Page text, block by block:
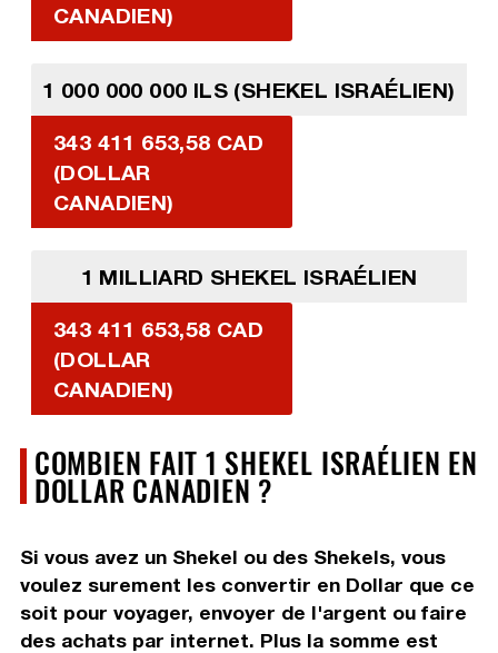
CANADIEN)
1 000 000 000 ILS (SHEKEL ISRAÉLIEN)
343 411 653,58 CAD
(DOLLAR
CANADIEN)
1 MILLIARD SHEKEL ISRAÉLIEN
343 411 653,58 CAD
(DOLLAR
CANADIEN)
COMBIEN FAIT 1 SHEKEL ISRAÉLIEN EN
DOLLAR CANADIEN ?
Si vous avez un Shekel ou des Shekels, vous
voulez surement les convertir en Dollar que ce
soit pour voyager, envoyer de l'argent ou faire
des achats par internet. Plus la somme est